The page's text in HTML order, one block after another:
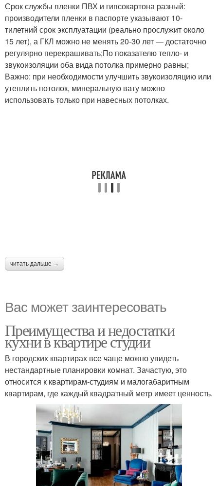
Срок службы пленки ПВХ и гипсокартона разный:
производители пленки в паспорте указывают 10-
тилетний срок эксплуатации (реально прослужит около
15 лет), а ГКЛ можно не менять 20-30 лет — достаточно
регулярно перекрашивать;По показателю тепло- и
звукоизоляции оба вида потолка примерно равны;
Важно: при необходимости улучшить звукоизоляцию или
утеплить потолок, минеральную вату можно
использовать только при навесных потолках.
читать дальше →
Вас может заинтересовать
Преимущества и недостатки
кухни в квартире студии
В городских квартирах все чаще можно увидеть
нестандартные планировки комнат. Зачастую, это
относится к квартирам-студиям и малогабаритным
квартирам, где каждый квадратный метр имеет ценность.